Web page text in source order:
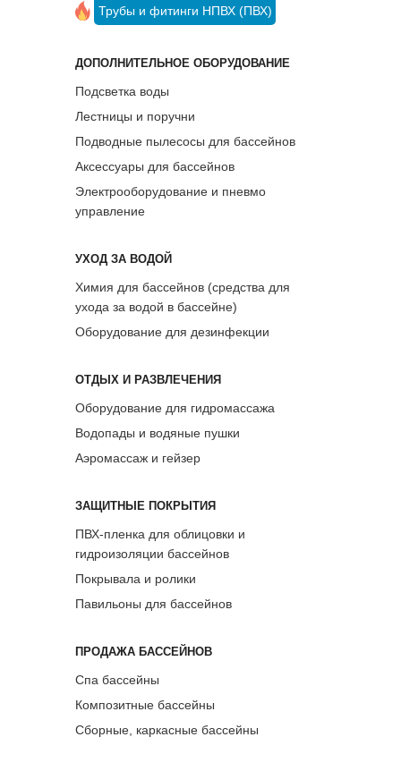
Трубы и фитинги НПВХ (ПВХ)
ДОПОЛНИТЕЛЬНОЕ ОБОРУДОВАНИЕ
Подсветка воды
Лестницы и поручни
Подводные пылесосы для бассейнов
Аксессуары для бассейнов
Электрооборудование и пневмо
управление
УХОД ЗА ВОДОЙ
Химия для бассейнов (средства для
ухода за водой в бассейне)
Оборудование для дезинфекции
ОТДЫХ И РАЗВЛЕЧЕНИЯ
Оборудование для гидромассажа
Водопады и водяные пушки
Аэромассаж и гейзер
ЗАЩИТНЫЕ ПОКРЫТИЯ
ПВХ-пленка для облицовки и
гидроизоляции бассейнов
Покрывала и ролики
Павильоны для бассейнов
ПРОДАЖА БАССЕЙНОВ
Спа бассейны
Композитные бассейны
Сборные, каркасные бассейны